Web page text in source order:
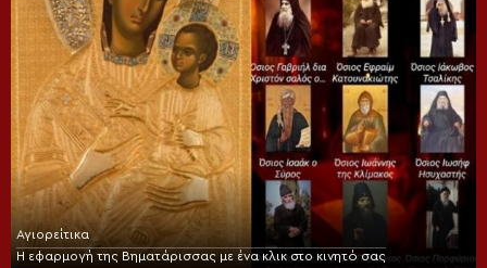
Αγιορείτικα
Η εφαρμογή της Βηματάρισσας με ένα κλικ στο κινητό σας